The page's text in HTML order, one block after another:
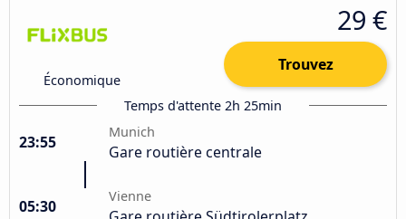
Économique
29 €
Trouvez
Temps d'attente 2h 25min
23:55
Munich
Gare routière centrale
05:30
Vienne